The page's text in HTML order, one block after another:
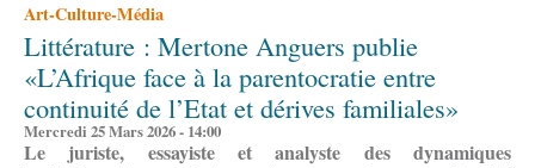
Art-Culture-Média
Littérature : Mertone Anguers publie
«L’Afrique face à la parentocratie entre
continuité de l’Etat et dérives familiales»
Mercredi 25 Mars 2026 - 14:00
Le juriste, essayiste et analyste des dynamiques